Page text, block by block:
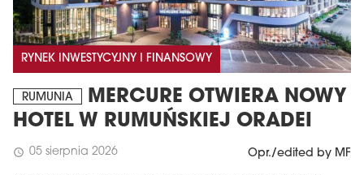
RYNEK INWESTYCYJNY I FINANSOWY
RUMUNIA
MERCURE OTWIERA NOWY
HOTEL W RUMUŃSKIEJ ORADEI
schedule 05 sierpnia 2026 Opr./edited by MF